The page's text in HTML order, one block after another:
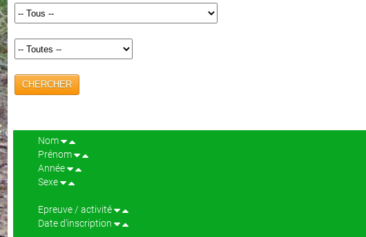
CHERCHER
Nom
Prénom
Année
Sexe
Epreuve / activité
Date d'inscription